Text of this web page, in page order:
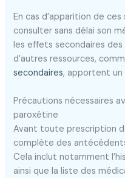
En cas d’apparition de
consulter sans délai son
les effets secondaires
d’autres ressources,
secondaires, apportent un
Précautions nécessaires
paroxétine
Avant toute prescription
complète des
Cela inclut notamment
ainsi que la liste des